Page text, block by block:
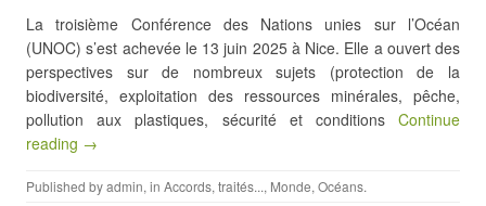
La troisième Conférence des Nations unies sur l’Océan
(UNOC) s’est achevée le 13 juin 2025 à Nice. Elle a ouvert des
perspectives sur de nombreux sujets (protection de la
biodiversité, exploitation des ressources minérales, pêche,
pollution aux plastiques, sécurité et conditions Continue
reading →
Published byadmin, in Accords, traités..., Monde, Océans.